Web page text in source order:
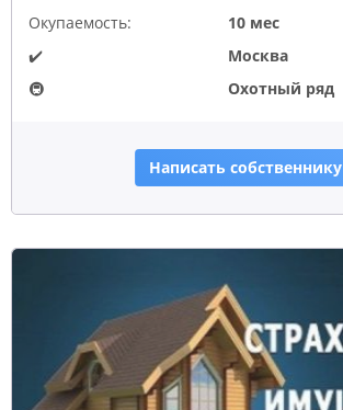
Окупаемость:
10 мес
✔️
Москва
🚇
Охотный ряд
Написать собственнику